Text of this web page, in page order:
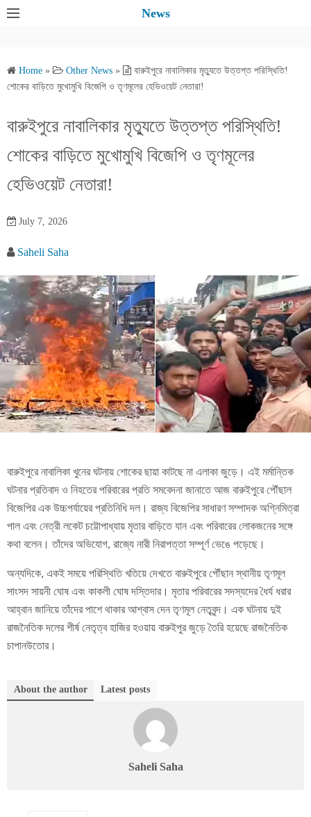
News
Home » Other News »
বারুইপুরে নাবালিকার মৃত্যুতে উত্তপ্ত পরিস্থিতি!
শোকের বাড়িতে মুখোমুখি বিজেপি ও তৃণমূলের হেভিওয়েট নেতারা!
বারুইপুরে নাবালিকার মৃত্যুতে উত্তপ্ত পরিস্থিতি!
শোকের বাড়িতে মুখোমুখি বিজেপি ও তৃণমূলের
হেভিওয়েট নেতারা!
July 7, 2026
Saheli Saha
বারুইপুরে নাবালিকা খুনের ঘটনায় শোকের ছায়া কাটছে না এলাকা জুড়ে। এই মর্মান্তিক
ঘটনার প্রতিবাদ ও নিহতের পরিবারের প্রতি সমবেদনা জানাতে আজ বারুইপুরে পৌঁছাল
বিজেপির এক উচ্চপর্যায়ের প্রতিনিধি দল। রাজ্য বিজেপির সাধারণ সম্পাদক অগ্নিমিত্রা
পাল এবং নেত্রী লকেট চট্টোপাধ্যায় মৃতার বাড়িতে যান এবং পরিবারের লোকজনের সঙ্গে
কথা বলেন। তাঁদের অভিযোগ, রাজ্যে নারী নিরাপত্তা সম্পূর্ণ ভেঙে পড়েছে।
অন্যদিকে, একই সময়ে পরিস্থিতি খতিয়ে দেখতে বারুইপুরে পৌঁছান স্থানীয় তৃণমূল
সাংসদ সায়নী ঘোষ এবং কাকলী ঘোষ দস্তিদার। মৃতার পরিবারের সদস্যদের ধৈর্য ধরার
আহ্বান জানিয়ে তাঁদের পাশে থাকার আশ্বাস দেন তৃণমূল নেতৃবৃন্দ। এক ঘটনায় দুই
রাজনৈতিক দলের শীর্ষ নেতৃত্ব হাজির হওয়ায় বারুইপুর জুড়ে তৈরি হয়েছে রাজনৈতিক
চাপানউতোর।
About the author Latest posts
Saheli Saha